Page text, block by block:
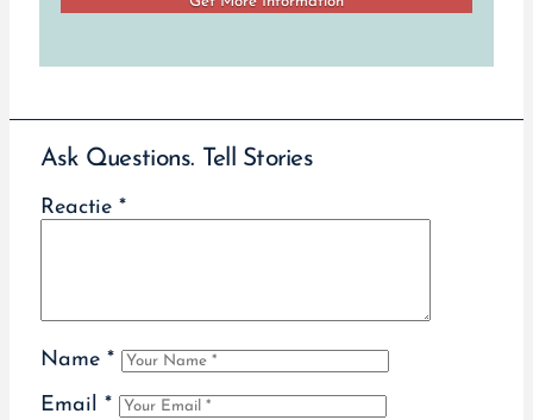
Ask Questions. Tell Stories
Reactie *
Name *
Email *